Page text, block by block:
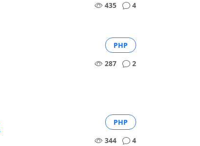
435
4
PHP
287
2
PHP
344
4